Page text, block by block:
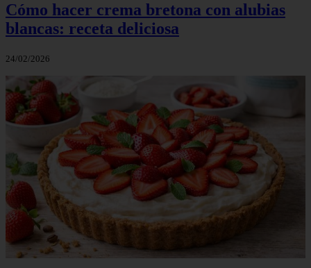
Cómo hacer crema bretona con alubias
blancas: receta deliciosa
24/02/2026